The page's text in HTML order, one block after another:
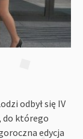
odbył się IV
do którego
edycja